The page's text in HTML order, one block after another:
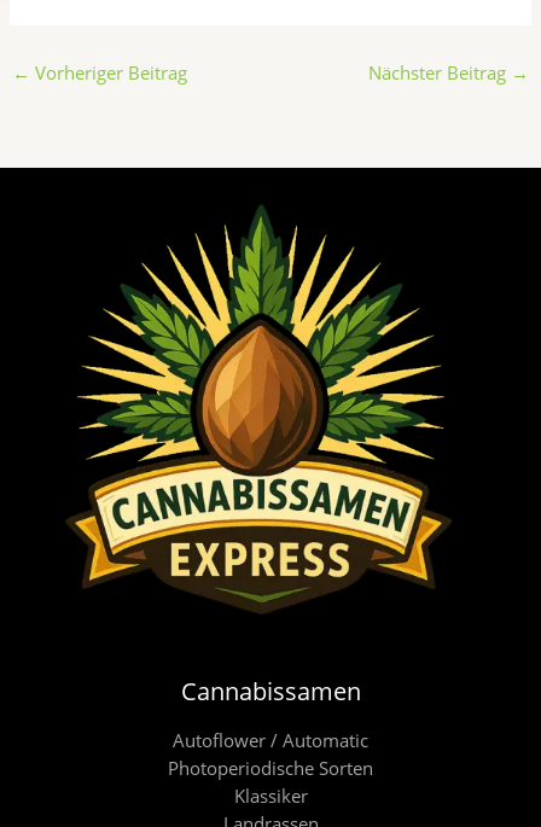
← Vorheriger Beitrag Nächster Beitrag →
Cannabissamen
Autoflower / Automatic
Photoperiodische Sorten
Klassiker